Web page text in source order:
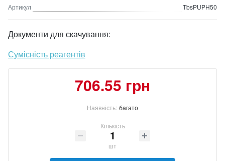
Артикул
TbsPUPH50
Документи для скачування:
Сумісність реагентів
706.55 грн
Наявність: багато
Кількість
шт